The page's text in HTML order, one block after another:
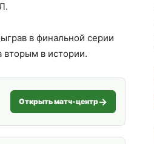
в финальной серии
вторым в истории.
Открыть матч-центр